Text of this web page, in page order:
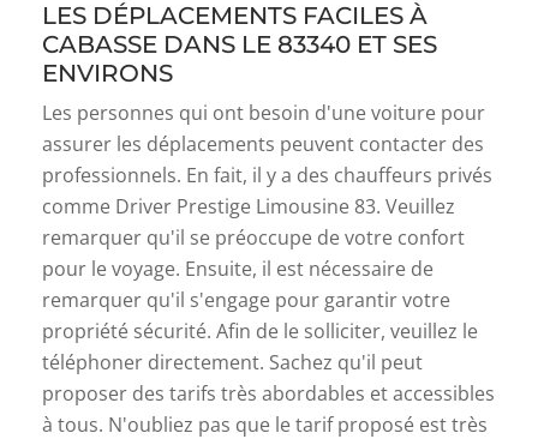
LES DÉPLACEMENTS FACILES À
CABASSE DANS LE 83340 ET SES
ENVIRONS
Les personnes qui ont besoin d'une voiture pour
assurer les déplacements peuvent contacter des
professionnels. En fait, il y a des chauffeurs privés
comme Driver Prestige Limousine 83. Veuillez
remarquer qu'il se préoccupe de votre confort
pour le voyage. Ensuite, il est nécessaire de
remarquer qu'il s'engage pour garantir votre
propriété sécurité. Afin de le solliciter, veuillez le
téléphoner directement. Sachez qu'il peut
proposer des tarifs très abordables et accessibles
à tous. N'oubliez pas que le tarif proposé est très